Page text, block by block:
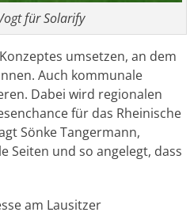
für Solarify
umsetzen, an dem
Auch kommunale
Dabei wird regionalen
für das Rheinische
Sönke Tangermann,
Seiten und so angelegt, dass
am Lausitzer